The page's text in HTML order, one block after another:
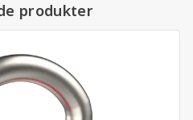
produkter